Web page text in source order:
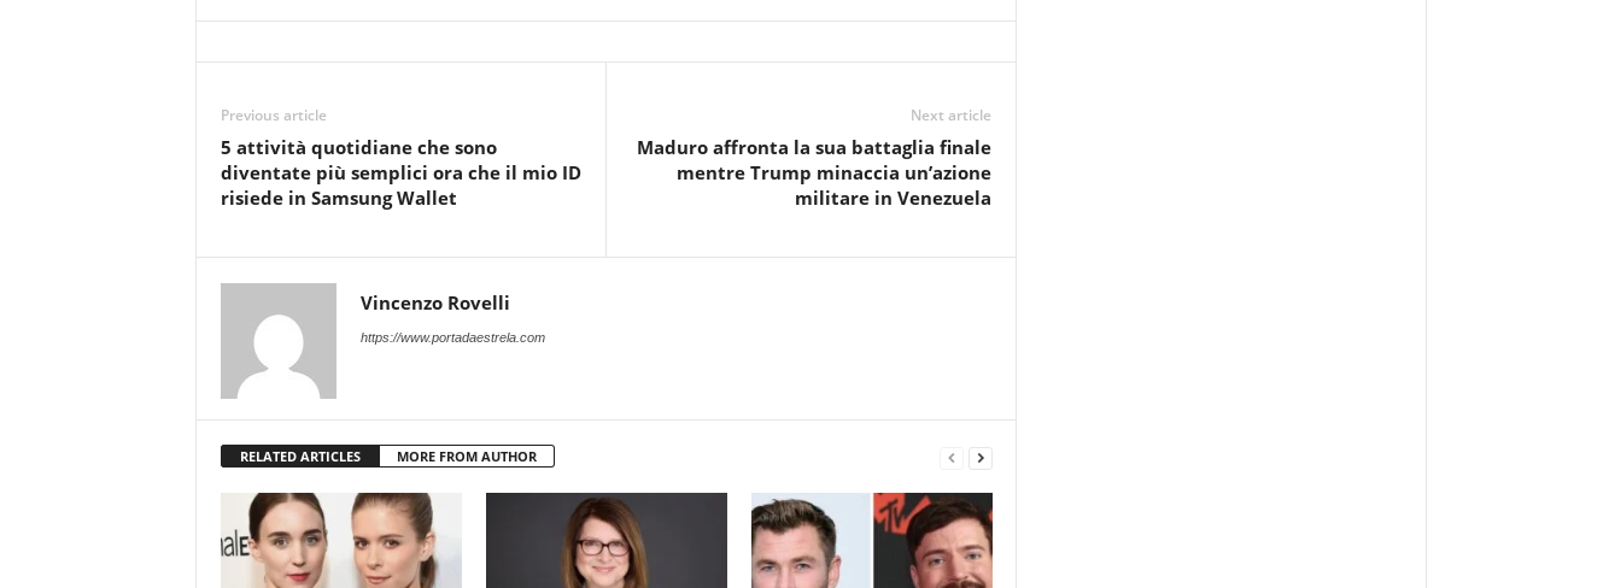
Previous article
5 attività quotidiane che sono
diventate più semplici ora che il mio ID
risiede in Samsung Wallet
Next article
Maduro affronta la sua battaglia finale
mentre Trump minaccia un’azione
militare in Venezuela
Vincenzo Rovelli
https://www.portadaestrela.com
RELATED ARTICLES MORE FROM AUTHOR